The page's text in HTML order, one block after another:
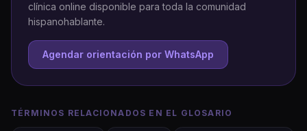
clínica online disponible para toda la comunidad
hispanohablante.
Agendar orientación por WhatsApp
TÉRMINOS RELACIONADOS EN EL GLOSARIO